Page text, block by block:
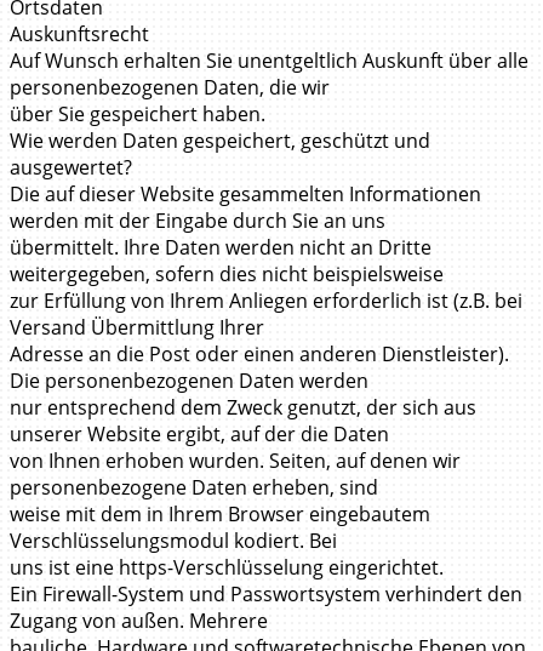
Ortsdaten
Auskunftsrecht
Auf Wunsch erhalten Sie unentgeltlich Auskunft über alle
personenbezogenen Daten, die wir
über Sie gespeichert haben.
Wie werden Daten gespeichert, geschützt und
ausgewertet?
Die auf dieser Website gesammelten Informationen
werden mit der Eingabe durch Sie an uns
übermittelt. Ihre Daten werden nicht an Dritte
weitergegeben, sofern dies nicht beispielsweise
zur Erfüllung von Ihrem Anliegen erforderlich ist (z.B. bei
Versand Übermittlung Ihrer
Adresse an die Post oder einen anderen Dienstleister).
Die personenbezogenen Daten werden
nur entsprechend dem Zweck genutzt, der sich aus
unserer Website ergibt, auf der die Daten
von Ihnen erhoben wurden. Seiten, auf denen wir
personenbezogene Daten erheben, sind
weise mit dem in Ihrem Browser eingebautem
Verschlüsselungsmodul kodiert. Bei
uns ist eine https-Verschlüsselung eingerichtet.
Ein Firewall-System und Passwortsystem verhindert den
Zugang von außen. Mehrere